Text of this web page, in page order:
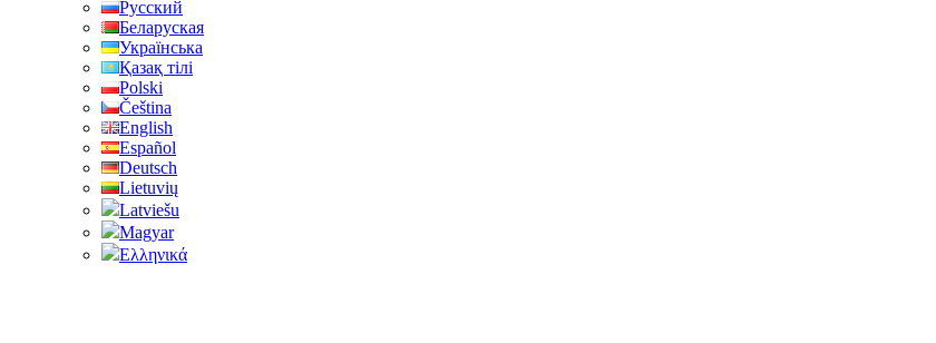
Русский
Беларуская
Українська
Қазақ тілі
Polski
Čeština
English
Español
Deutsch
Lietuvių
Latviešu
Magyar
Ελληνικά